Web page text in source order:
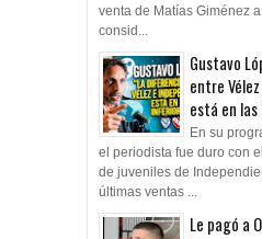
venta de Matías Giménez
consid...
Gustavo
entre
está en
En su
el periodista fue duro con
de juveniles de
últimas ventas ...
Le pagó a